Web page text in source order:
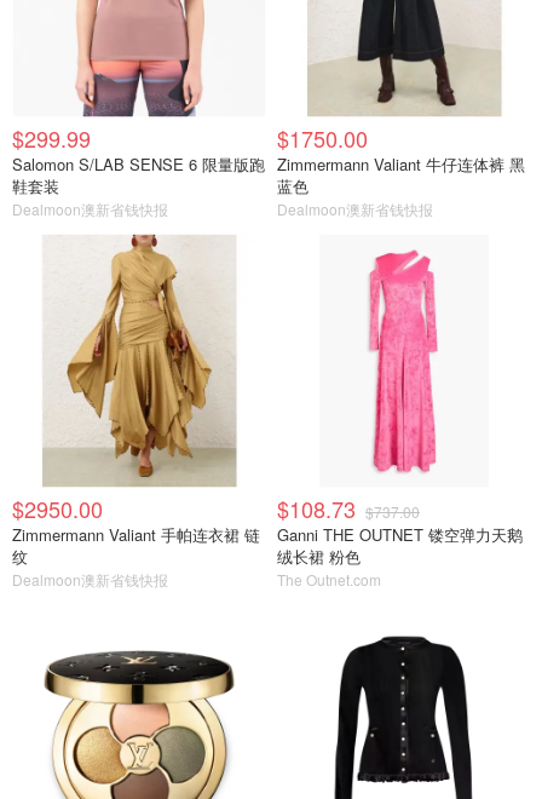
$299.99
Salomon S/LAB SENSE 6 限量版跑
鞋套装
Dealmoon澳新省钱快报
$1750.00
Zimmermann Valiant 牛仔连体裤 黑
蓝色
Dealmoon澳新省钱快报
$2950.00
Zimmermann Valiant 手帕连衣裙 链
纹
Dealmoon澳新省钱快报
$108.73 $737.00
Ganni THE OUTNET 镂空弹力天鹅
绒长裙 粉色
The Outnet.com